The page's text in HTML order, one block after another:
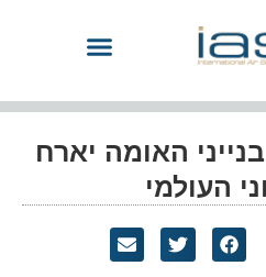
האומה יארח
העולמי